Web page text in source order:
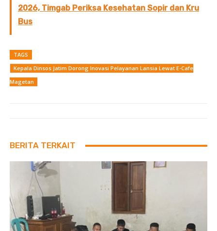
2026, Timgab Periksa Kesehatan Sopir dan Kru
Bus
TAGS
Kepala Dinsos Jatim Dorong Inovasi Pelayanan Lansia Lewat E-Cafe
Magetan
BERITA TERKAIT